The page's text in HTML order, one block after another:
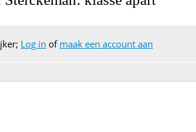
Log in of maak een account aan